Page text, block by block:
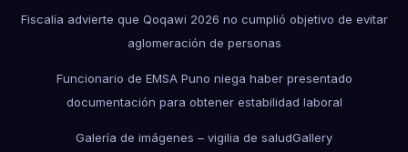
Fiscalía advierte que Qoqawi 2026 no cumplió objetivo de evitar
aglomeración de personas
Funcionario de EMSA Puno niega haber presentado
documentación para obtener estabilidad laboral
Galería de imágenes – vigilia de saludGallery